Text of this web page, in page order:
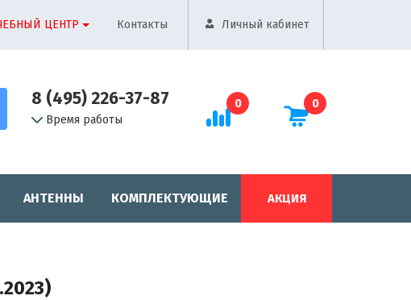
ЦЕНТР Контакты Личный кабинет
8 (495) 226-37-87
Время работы
0 0
АНТЕННЫ КОМПЛЕКТУЮЩИЕ АКЦИЯ